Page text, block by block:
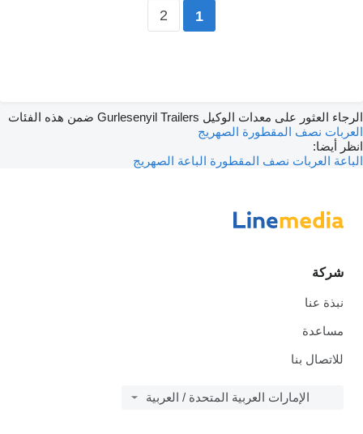
1
2
الرجاء العثور على معدات الوكيل Gurlesenyil Trailers ضمن هذه الفئات
العربات نصف المقطورة الصهريج
انظر أيضا:
الباعة العربات نصف المقطورة الباعة الصهريج
شركة
نبذة عنا
مساعدة
للاتصال بنا
الإمارات العربية المتحدة / العربية